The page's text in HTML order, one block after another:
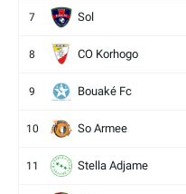
7 Sol
8 CO Korhogo
9 Bouaké Fc
10 So Armee
11 Stella Adjame